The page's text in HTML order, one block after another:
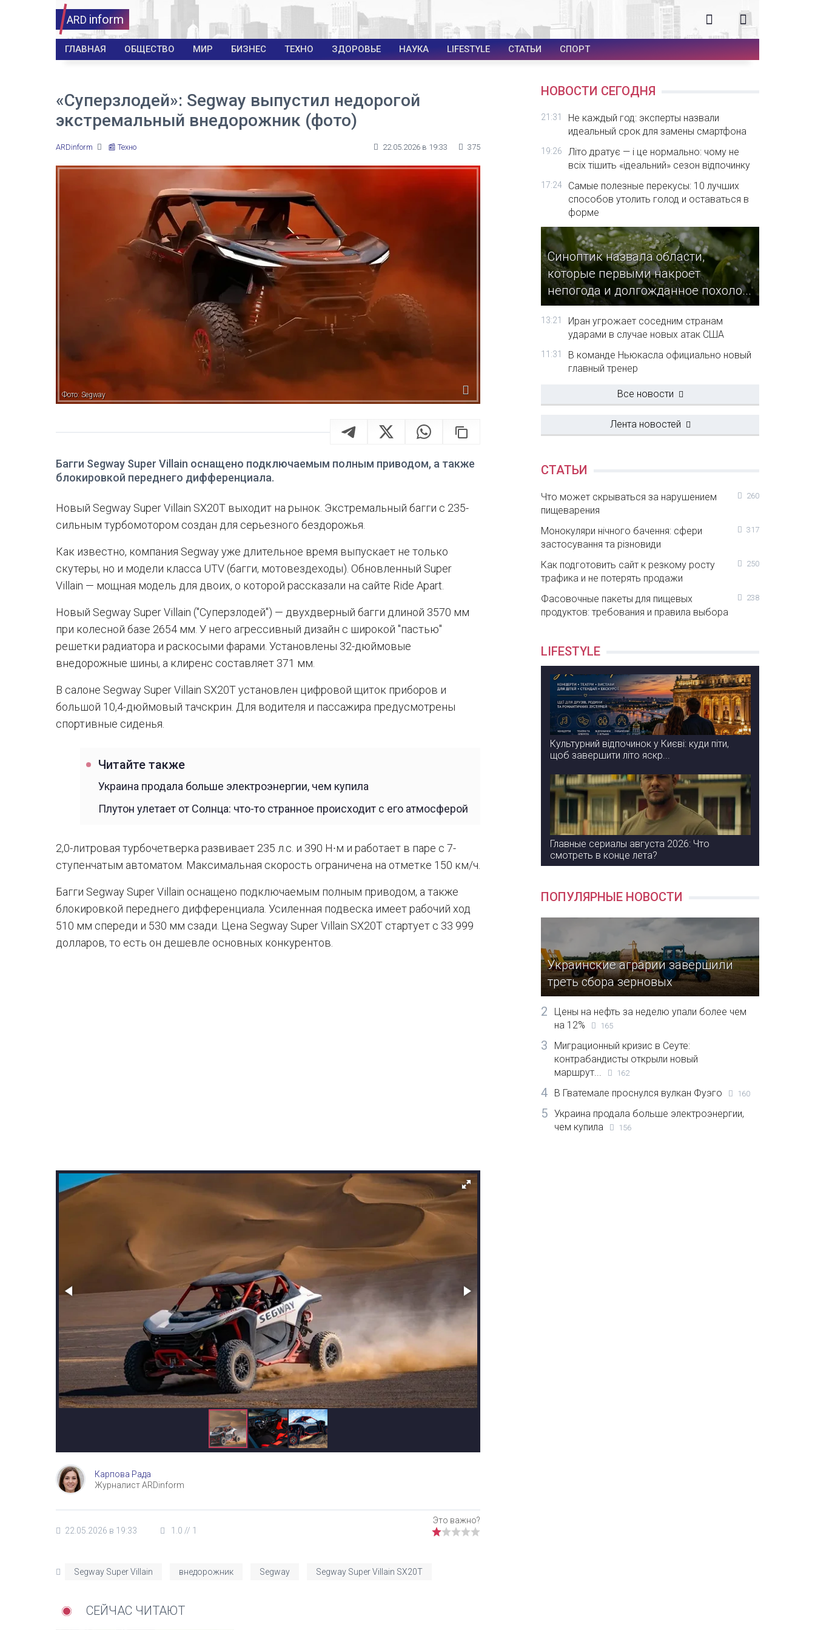
ARD inform
ГЛАВНАЯ ОБЩЕСТВО МИР БИЗНЕС ТЕХНО ЗДОРОВЬЕ НАУКА LIFESTYLE СТАТЬИ СПОРТ
«Суперзлодей»: Segway выпустил недорогой
экстремальный внедорожник (фото)
ARDinform 📰 Техно 22.05.2026 в 19:33 375
Фото: Segway
Багги Segway Super Villain оснащено подключаемым полным приводом, а также
блокировкой переднего дифференциала.
Новый Segway Super Villain SX20T выходит на рынок. Экстремальный багги с 235-
сильным турбомотором создан для серьезного бездорожья.
Как известно, компания Segway уже длительное время выпускает не только
скутеры, но и модели класса UTV (багги, мотовездеходы). Обновленный Super
Villain — мощная модель для двоих, о которой рассказали на сайте Ride Apart.
Новый Segway Super Villain ("Суперзлодей") — двухдверный багги длиной 3570 мм
при колесной базе 2654 мм. У него агрессивный дизайн с широкой "пастью"
решетки радиатора и раскосыми фарами. Установлены 32-дюймовые
внедорожные шины, а клиренс составляет 371 мм.
В салоне Segway Super Villain SX20T установлен цифровой щиток приборов и
большой 10,4-дюймовый тачскрин. Для водителя и пассажира предусмотрены
спортивные сиденья.
Читайте также
Украина продала больше электроэнергии, чем купила
Плутон улетает от Солнца: что-то странное происходит с его атмосферой
2,0-литровая турбочетверка развивает 235 л.с. и 390 Н∙м и работает в паре с 7-
ступенчатым автоматом. Максимальная скорость ограничена на отметке 150 км/ч.
Багги Segway Super Villain оснащено подключаемым полным приводом, а также
блокировкой переднего дифференциала. Усиленная подвеска имеет рабочий ход
510 мм спереди и 530 мм сзади. Цена Segway Super Villain SX20T стартует с 33 999
долларов, то есть он дешевле основных конкурентов.
Карпова Рада
Журналист ARDinform
22.05.2026 в 19:33 1.0 // 1
Segway Super Villain внедорожник Segway Segway Super Villain SX20T
СЕЙЧАС ЧИТАЮТ
НОВОСТИ СЕГОДНЯ
21:31
Не каждый год: эксперты назвали
идеальный срок для замены смартфона
19:26
Літо дратує — і це нормально: чому не
всіх тішить «ідеальний» сезон відпочинку
17:24
Самые полезные перекусы: 10 лучших
способов утолить голод и оставаться в
форме
Синоптик назвала области,
которые первыми накроет
непогода и долгожданное похоло...
13:21
Иран угрожает соседним странам
ударами в случае новых атак США
11:31
В команде Ньюкасла официально новый
главный тренер
Все новости
Лента новостей
СТАТЬИ
Что может скрываться за нарушением
пищеварения
260
Монокуляри нічного бачення: сфери
застосування та різновиди
317
Как подготовить сайт к резкому росту
трафика и не потерять продажи
250
Фасовочные пакеты для пищевых
продуктов: требования и правила выбора
238
LIFESTYLE
Культурний відпочинок у Києві: куди піти,
щоб завершити літо яскр...
Главные сериалы августа 2026: Что
смотреть в конце лета?
ПОПУЛЯРНЫЕ НОВОСТИ
Украинские аграрии завершили
треть сбора зерновых
2
Цены на нефть за неделю упали более чем
на 12%
165
3
Миграционный кризис в Сеуте:
контрабандисты открыли новый
маршрут...
162
4 В Гватемале проснулся вулкан Фуэго 160
5
Украина продала больше электроэнергии,
чем купила
156